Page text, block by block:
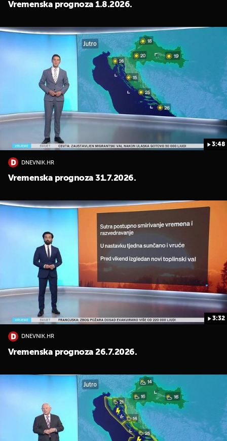
Vremenska prognoza 1.8.2026.
3:48
DNEVNIK.HR
Vremenska prognoza 31.7.2026.
3:32
DNEVNIK.HR
Vremenska prognoza 26.7.2026.